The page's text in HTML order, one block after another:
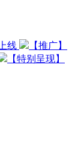
线
【推广】
【特别呈现】